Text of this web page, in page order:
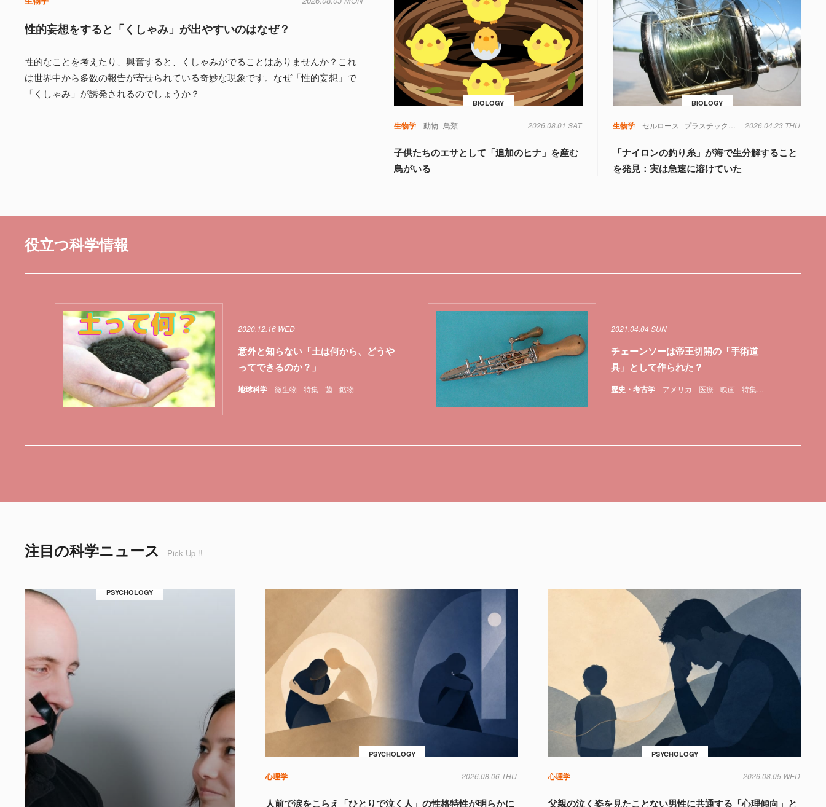
性的妄想をすると「くしゃみ」が出やすいのはなぜ？
性的なことを考えたり、興奮すると、くしゃみがでることはありませんか？これ
は世界中から多数の報告が寄せられている奇妙な現象です。なぜ「性的妄想」で
「くしゃみ」が誘発されるのでしょうか？
BIOLOGY
生物学 動物 鳥類 2026.08.01 SAT
子供たちのエサとして「追加のヒナ」を産む
鳥がいる
BIOLOGY
生物学 セルロース プラスチック 微生物 海洋生物 生物学
2026.04.23 THU
「ナイロンの釣り糸」が海で生分解すること
を発見：実は急速に溶けていた
役立つ科学情報
地球科学 微生物 特集 菌 鉱物
2020.12.16 WED
意外と知らない「土は何から、どうや
ってできるのか？」
歴史・考古学 アメリカ 医療 映画 特集
2021.04.04 SUN
チェーンソーは帝王切開の「手術道
具」として作られた？
注目の科学ニュース Pick Up !!
PSYCHOLOGY
PSYCHOLOGY
心理学 2026.08.06 THU
人前で涙をこらえ「ひとりで泣く人」の性格特性が明らかに
PSYCHOLOGY
心理学 2026.08.05 WED
父親の泣く姿を見たことない男性に共通する「心理傾向」と